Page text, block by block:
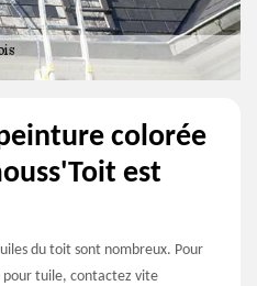
colorée
est
du toit sont nombreux. Pour
tuile, contactez vite